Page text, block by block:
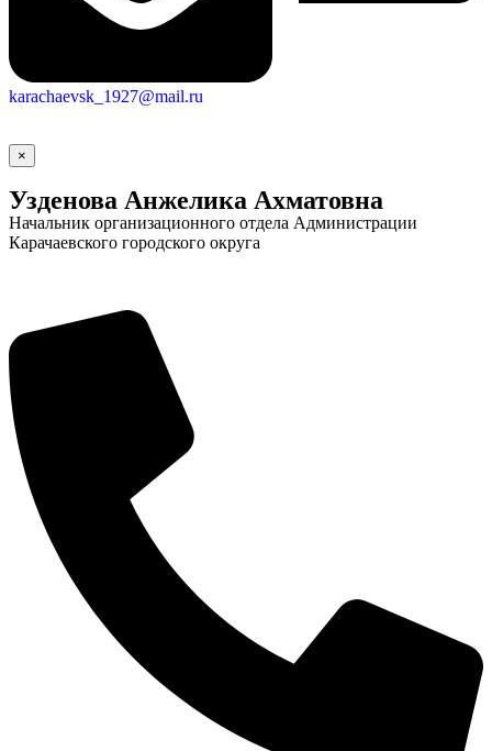
karachaevsk_1927@mail.ru
×
Узденова Анжелика Ахматовна
Начальник организационного отдела Администрации
Карачаевского городского округа